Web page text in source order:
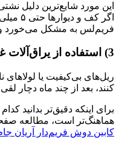
این مورد شایع‌ترین دلیل
اگر کف
فریم‌لس به مشکل می‌خورد و
3) استفاده از یراق‌آلات غیر استاندارد
ریل‌های بی‌کیفیت یا لولاهای
کنند، بعد از چند ماه دچار
برای اینکه دقیق‌تر بدانید
هماهنگ‌تر است، مطالعه
کابین دوش فریم‌دار آریان